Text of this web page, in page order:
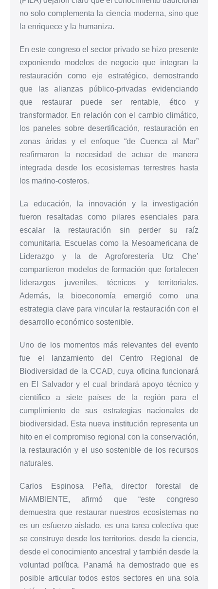
no solo complementa la ciencia moderna, sino que
la enriquece y la humaniza.
En este congreso el sector privado se hizo presente
exponiendo modelos de negocio que integran la
restauración como eje estratégico, demostrando
que las alianzas público-privadas evidenciando
que restaurar puede ser rentable, ético y
transformador. En relación con el cambio climático,
los paneles sobre desertificación, restauración en
zonas áridas y el enfoque “de Cuenca al Mar”
reafirmaron la necesidad de actuar de manera
integrada desde los ecosistemas terrestres hasta
los marino-costeros.
La educación, la innovación y la investigación
fueron resaltadas como pilares esenciales para
escalar la restauración sin perder su raíz
comunitaria. Escuelas como la Mesoamericana de
Liderazgo y la de Agroforestería Utz Che’
compartieron modelos de formación que fortalecen
liderazgos juveniles, técnicos y territoriales.
Además, la bioeconomía emergió como una
estrategia clave para vincular la restauración con el
desarrollo económico sostenible.
Uno de los momentos más relevantes del evento
fue el lanzamiento del Centro Regional de
Biodiversidad de la CCAD, cuya oficina funcionará
en El Salvador y el cual brindará apoyo técnico y
científico a siete países de la región para el
cumplimiento de sus estrategias nacionales de
biodiversidad. Esta nueva institución representa un
hito en el compromiso regional con la conservación,
la restauración y el uso sostenible de los recursos
naturales.
Carlos Espinosa Peña, director forestal de
MiAMBIENTE, afirmó que “este congreso
demuestra que restaurar nuestros ecosistemas no
es un esfuerzo aislado, es una tarea colectiva que
se construye desde los territorios, desde la ciencia,
desde el conocimiento ancestral y también desde la
voluntad política. Panamá ha demostrado que es
posible articular todos estos sectores en una sola